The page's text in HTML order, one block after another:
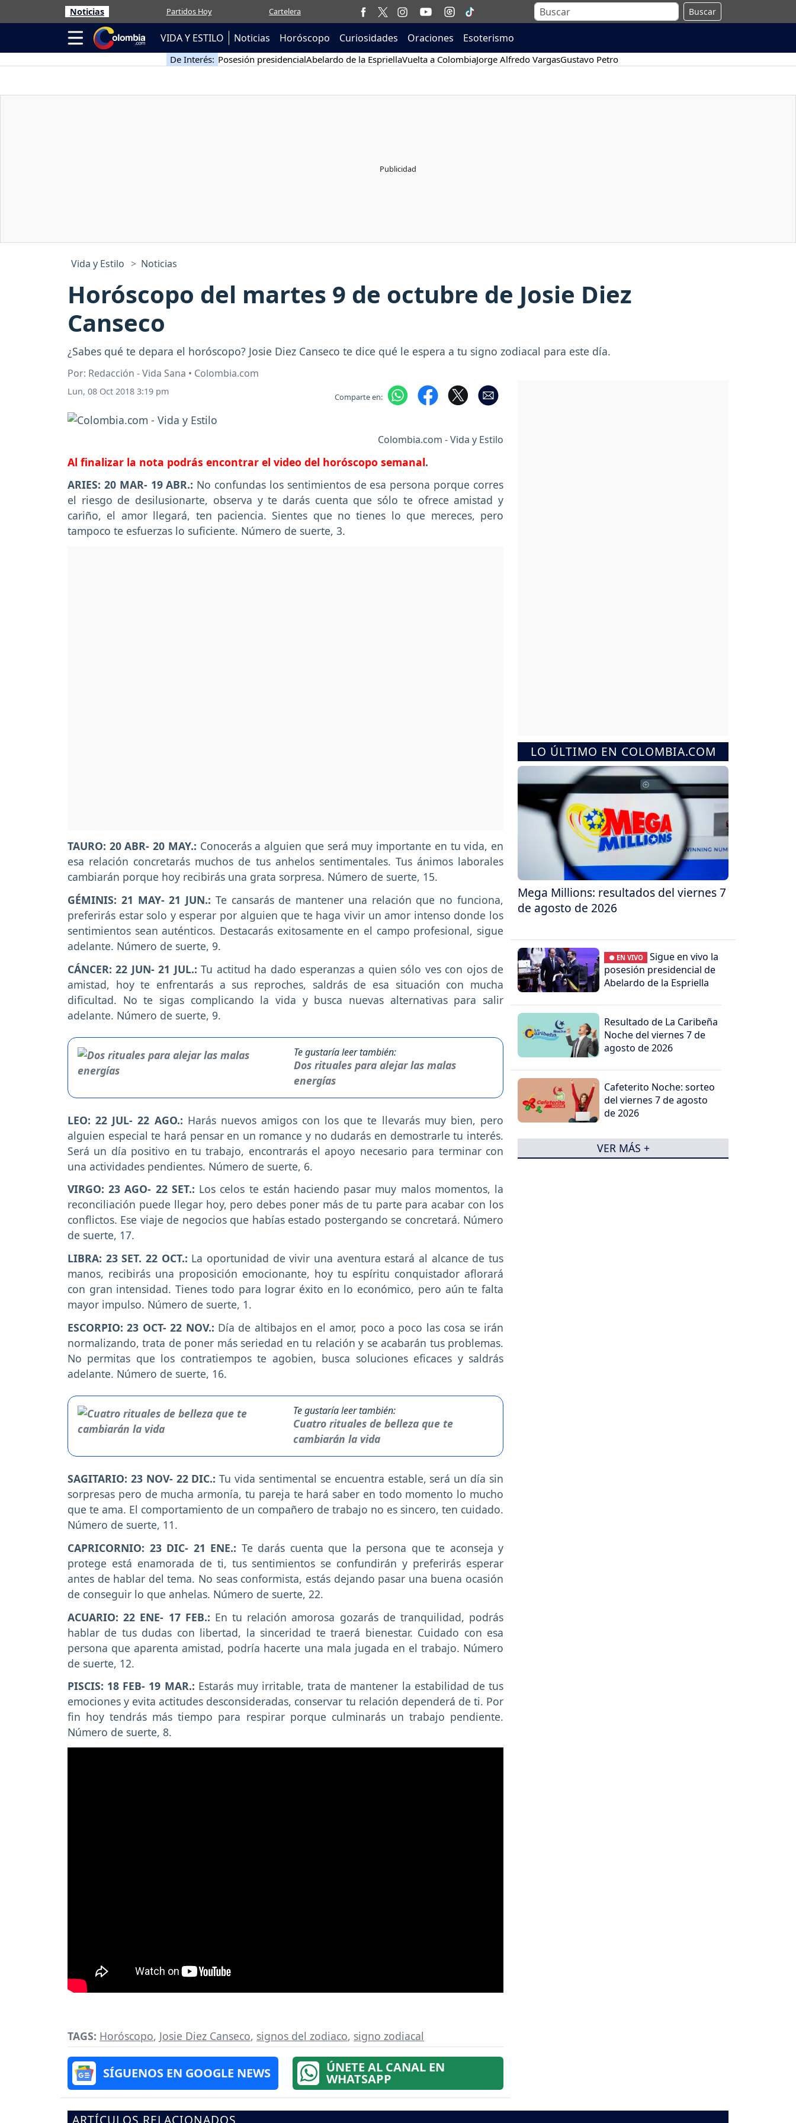
Noticias Partidos Hoy Cartelera Buscar
VIDA Y ESTILO Noticias Horóscopo Curiosidades Oraciones Esoterismo
De Interés: Posesión presidencialAbelardo de la EspriellaVuelta a ColombiaJorge Alfredo VargasGustavo Petro
Vida y Estilo Noticias
Horóscopo del martes 9 de octubre de Josie Diez
Canseco
¿Sabes qué te depara el horóscopo? Josie Diez Canseco te dice qué le espera a tu signo zodiacal para este día.
Por: Redacción - Vida Sana • Colombia.com
Lun, 08 Oct 2018 3:19 pm Comparte en:
Colombia.com - Vida y Estilo
Al finalizar la nota podrás encontrar el video del horóscopo semanal.
ARIES: 20 MAR- 19 ABR.: No confundas los sentimientos de esa persona porque corres
el riesgo de desilusionarte, observa y te darás cuenta que sólo te ofrece amistad y
cariño, el amor llegará, ten paciencia. Sientes que no tienes lo que mereces, pero
tampoco te esfuerzas lo suficiente. Número de suerte, 3.
TAURO: 20 ABR- 20 MAY.: Conocerás a alguien que será muy importante en tu vida, en
esa relación concretarás muchos de tus anhelos sentimentales. Tus ánimos laborales
cambiarán porque hoy recibirás una grata sorpresa. Número de suerte, 15.
GÉMINIS: 21 MAY- 21 JUN.: Te cansarás de mantener una relación que no funciona,
preferirás estar solo y esperar por alguien que te haga vivir un amor intenso donde los
sentimientos sean auténticos. Destacarás exitosamente en el campo profesional, sigue
adelante. Número de suerte, 9.
CÁNCER: 22 JUN- 21 JUL.: Tu actitud ha dado esperanzas a quien sólo ves con ojos de
amistad, hoy te enfrentarás a sus reproches, saldrás de esa situación con mucha
dificultad. No te sigas complicando la vida y busca nuevas alternativas para salir
adelante. Número de suerte, 9.
Te gustaría leer también:
Dos rituales para alejar las malas
energías
LEO: 22 JUL- 22 AGO.: Harás nuevos amigos con los que te llevarás muy bien, pero
alguien especial te hará pensar en un romance y no dudarás en demostrarle tu interés.
Será un día positivo en tu trabajo, encontrarás el apoyo necesario para terminar con
una actividades pendientes. Número de suerte, 6.
VIRGO: 23 AGO- 22 SET.: Los celos te están haciendo pasar muy malos momentos, la
reconciliación puede llegar hoy, pero debes poner más de tu parte para acabar con los
conflictos. Ese viaje de negocios que habías estado postergando se concretará. Número
de suerte, 17.
LIBRA: 23 SET. 22 OCT.: La oportunidad de vivir una aventura estará al alcance de tus
manos, recibirás una proposición emocionante, hoy tu espíritu conquistador aflorará
con gran intensidad. Tienes todo para lograr éxito en lo económico, pero aún te falta
mayor impulso. Número de suerte, 1.
ESCORPIO: 23 OCT- 22 NOV.: Día de altibajos en el amor, poco a poco las cosa se irán
normalizando, trata de poner más seriedad en tu relación y se acabarán tus problemas.
No permitas que los contratiempos te agobien, busca soluciones eficaces y saldrás
adelante. Número de suerte, 16.
Te gustaría leer también:
Cuatro rituales de belleza que te
cambiarán la vida
SAGITARIO: 23 NOV- 22 DIC.: Tu vida sentimental se encuentra estable, será un día sin
sorpresas pero de mucha armonía, tu pareja te hará saber en todo momento lo mucho
que te ama. El comportamiento de un compañero de trabajo no es sincero, ten cuidado.
Número de suerte, 11.
CAPRICORNIO: 23 DIC- 21 ENE.: Te darás cuenta que la persona que te aconseja y
protege está enamorada de ti, tus sentimientos se confundirán y preferirás esperar
antes de hablar del tema. No seas conformista, estás dejando pasar una buena ocasión
de conseguir lo que anhelas. Número de suerte, 22.
ACUARIO: 22 ENE- 17 FEB.: En tu relación amorosa gozarás de tranquilidad, podrás
hablar de tus dudas con libertad, la sinceridad te traerá bienestar. Cuidado con esa
persona que aparenta amistad, podría hacerte una mala jugada en el trabajo. Número
de suerte, 12.
PISCIS: 18 FEB- 19 MAR.: Estarás muy irritable, trata de mantener la estabilidad de tus
emociones y evita actitudes desconsideradas, conservar tu relación dependerá de ti. Por
fin hoy tendrás más tiempo para respirar porque culminarás un trabajo pendiente.
Número de suerte, 8.
TAGS: Horóscopo, Josie Diez Canseco, signos del zodiaco, signo zodiacal
SÍGUENOS EN GOOGLE NEWS ÚNETE AL CANAL EN
WHATSAPP
LO ÚLTIMO EN COLOMBIA.COM
Mega Millions: resultados del viernes 7
de agosto de 2026
● EN VIVO
Sigue en vivo la
posesión presidencial de
Abelardo de la Espriella
Resultado de La Caribeña
Noche del viernes 7 de
agosto de 2026
Cafeterito Noche: sorteo
del viernes 7 de agosto
de 2026
VER MÁS +
ARTÍCULOS RELACIONADOS